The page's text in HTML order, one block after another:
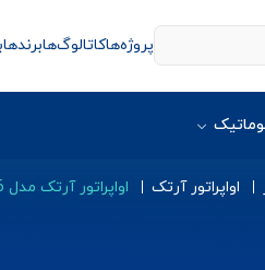
پروژه‌هاکاتالوگ‌هابرندها
اواپراتور آرتک اواپراتور آرتک مدل EC-M536